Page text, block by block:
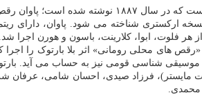
ارکستری شناخته می شود. پاوان،
فلوت، ابوا، کلارینت، باسون و هورن اجرا شد.
های محلی رومانی» اثر بلا بارتوک را اجرا
شناسی قومی نیز به حساب می آید.
مایستر)، فرزاد صیدی، احسان شامی،
محمدی.